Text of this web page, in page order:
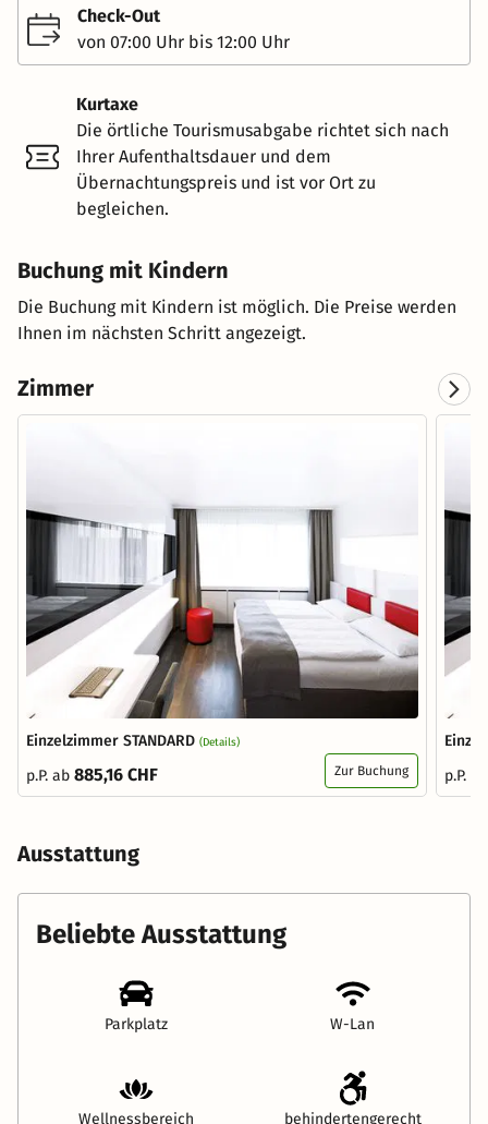
Check-Out
von 07:00 Uhr bis 12:00 Uhr
Kurtaxe
Die örtliche Tourismusabgabe richtet sich nach
Ihrer Aufenthaltsdauer und dem
Übernachtungspreis und ist vor Ort zu
begleichen.
Buchung mit Kindern
Die Buchung mit Kindern ist möglich. Die Preise werden
Ihnen im nächsten Schritt angezeigt.
Zimmer
Einzelzimmer STANDARD (Details)
p.P. ab 885,16 CHF Zur Buchung
p.P.
Ausstattung
Beliebte Ausstattung
Parkplatz W-Lan
Wellnessbereich behindertengerecht